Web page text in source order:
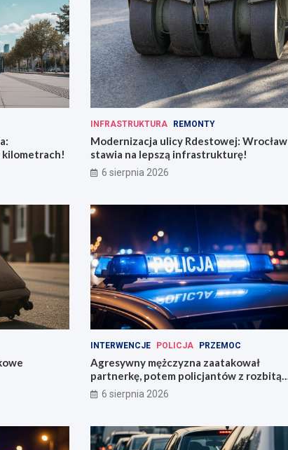
kilometrach!
INFRASTRUKTURA REMONTY
Modernizacja ulicy Rdestowej: Wrocław
stawia na lepszą infrastrukturę!
6 sierpnia 2026
INTERWENCJE POLICJA PRZEMOC
Agresywny mężczyzna zaatakował
partnerkę, potem policjantów z rozbitą
butelką
6 sierpnia 2026